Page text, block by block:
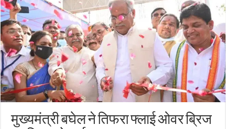
मुख्यमंत्री बघेल ने तिफरा फ्लाई ओवर ब्रिज